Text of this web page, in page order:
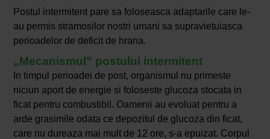
Postul intermitent pare sa foloseasca adaptarile care le-
au permis stramosilor nostri umani sa supravietuiasca
perioadelor de deficit de hrana.
„Mecanismul” postului intermitent
In timpul perioadei de post, organismul nu primeste
niciun aport de energie si foloseste glucoza stocata in
ficat pentru combustibil. Oamenii au evoluat pentru a
arde grasimile odata ce depozitul de glucoza din ficat,
care nu dureaza mai mult de 12 ore, s-a epuizat. Corpul